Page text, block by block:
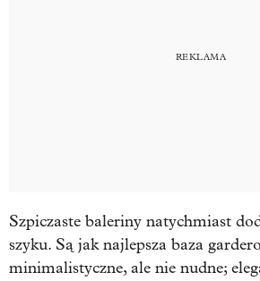
Szpiczaste baleriny natychmiast
szyku. Są jak najlepsza baza
minimalistyczne, ale nie nudne;